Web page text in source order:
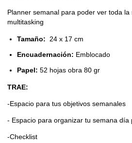
Planner semanal para poder ver toda
multitasking
Tamaño: 24 x 17 cm
Encuadernación: Emblocado
Papel: 52 hojas obra 80 gr
TRAE:
-Espacio para tus objetivos semanales
- Espacio para organizar tu semana día
-Checklist